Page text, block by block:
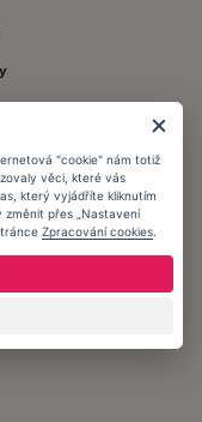
"cookie" nám totiž
věci, které vás
který vyjádříte kliknutím
změnit přes „Nastavení
Zpracování cookies